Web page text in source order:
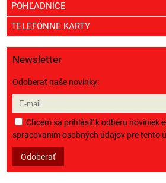
POHĽADNICE
TELEFÓNNE KARTY
Newsletter
Odoberať naše novinky:
Chcem sa prihlásiť k odberu noviniek
spracovaním osobných údajov pre tento
Odoberať